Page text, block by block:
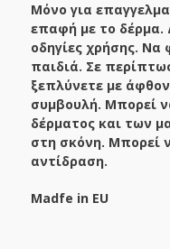
Μόνο για
επαφή με το δέρμα.
οδηγίες χρήσης.
παιδιά. Σε
ξεπλύνετε με
συμβουλή. Μπορεί
δέρματος και των
στη σκόνη. Μπορεί
αντίδραση.
Madfe in EU